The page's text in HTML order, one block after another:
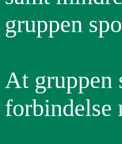
gruppen
At gruppen
forbindelse